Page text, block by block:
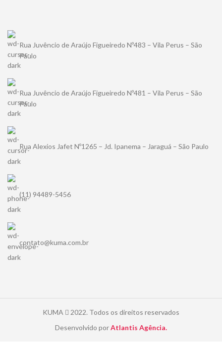
Rua Juvêncio de Araújo Figueiredo Nº483 – Vila Perus – São
Paulo
Rua Juvêncio de Araújo Figueiredo Nº481 – Vila Perus – São
Paulo
Rua Alexios Jafet Nº1265 – Jd. Ipanema – Jaraguá – São Paulo
(11) 94489-5456
contato@kuma.com.br
KUMA
2022. Todos os direitos reservados
Desenvolvido porAtlantis Agência.